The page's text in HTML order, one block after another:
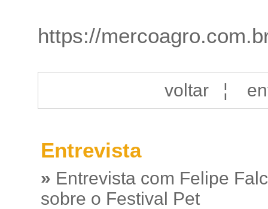
https://
voltar¦
Entrevista
» Entrevista com Felipe
sobre o Festival Pet